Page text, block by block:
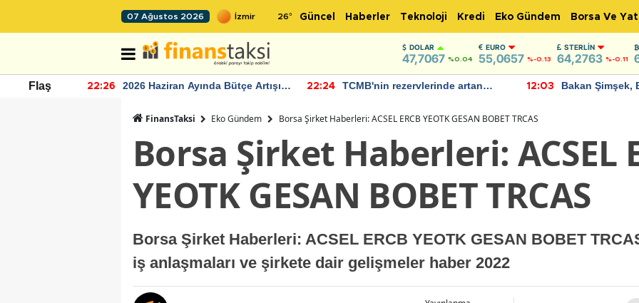
07 Ağustos 2026 26° Güncel Haberler Teknoloji Kredi Eko Gündem Borsa Ve
DOLAR
47,7067 %0.04
EURO
55,0657 %-0.13
STERLIN
64,2763 %-0.11
Flaş 22:26
2026 Haziran Ayında Bütçe Artışı
22:24
TCMB'nin rezervlerinde artan
12:03
Bakan Şimşek,
FinansTaksi Eko Gündem Borsa Şirket Haberleri: ACSEL ERCB YEOTK GESAN BOBET TRCAS
Borsa Şirket Haberleri: ACSEL
YEOTK GESAN BOBET TRCAS
Borsa Şirket Haberleri: ACSEL ERCB YEOTK GESAN BOBET
iş anlaşmaları ve şirkete dair gelişmeler haber 2022